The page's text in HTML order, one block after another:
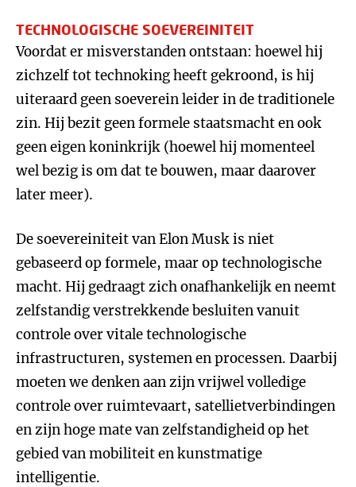
TECHNOLOGISCHE SOEVEREINITEIT
Voordat er misverstanden ontstaan: hoewel hij
zichzelf tot technoking heeft gekroond, is hij
uiteraard geen soeverein leider in de traditionele
zin. Hij bezit geen formele staatsmacht en ook
geen eigen koninkrijk (hoewel hij momenteel
wel bezig is om dat te bouwen, maar daarover
later meer).
De soevereiniteit van Elon Musk is niet
gebaseerd op formele, maar op technologische
macht. Hij gedraagt zich onafhankelijk en neemt
zelfstandig verstrekkende besluiten vanuit
controle over vitale technologische
infrastructuren, systemen en processen. Daarbij
moeten we denken aan zijn vrijwel volledige
controle over ruimtevaart, satellietverbindingen
en zijn hoge mate van zelfstandigheid op het
gebied van mobiliteit en kunstmatige
intelligentie.